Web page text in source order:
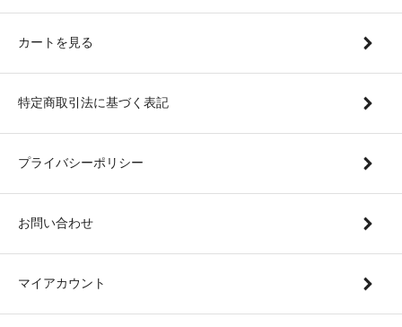
カートを見る
特定商取引法に基づく表記
プライバシーポリシー
お問い合わせ
マイアカウント